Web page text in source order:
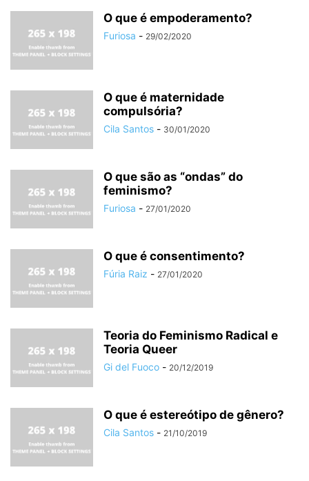
O que é empoderamento?
Furiosa - 29/02/2020
O que é maternidade
compulsória?
Cila Santos - 30/01/2020
O que são as “ondas” do
feminismo?
Furiosa - 27/01/2020
O que é consentimento?
Fúria Raiz - 27/01/2020
Teoria do Feminismo Radical e
Teoria Queer
Gi del Fuoco - 20/12/2019
O que é estereótipo de gênero?
Cila Santos - 21/10/2019